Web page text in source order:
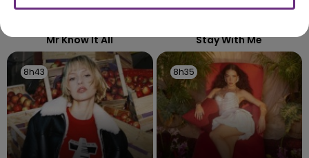
Mr Know It All Stay With Me
8h43
8h43 8h35
8h35